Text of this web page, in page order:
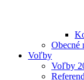
Obecné
Voľby
Voľby